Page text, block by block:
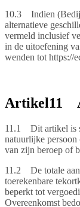
10.3 Indien
alternatieve
vermeld inclusief
in de uitoefening
wenden tot https://
Artikel11
11.1 Dit artikel is
natuurlijke persoon
van zijn beroep of
11.2 De totale
toerekenbare
beperkt tot
Overeenkomst